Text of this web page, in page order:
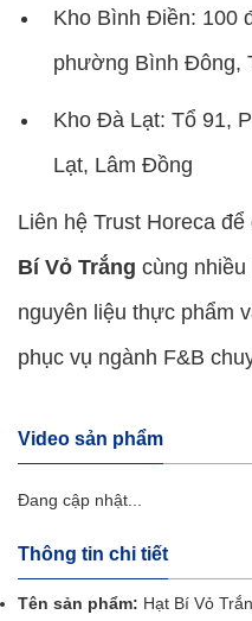
Kho Bình Điền: 100
phường Bình Đông,
Kho Đà Lạt: Tổ 91,
Lạt, Lâm Đồng
Liên hệ Trust Horeca
Bí Vỏ Trắng cùng
nguyên liệu thực phẩm
phục vụ ngành F&B
Video sản phẩm
Đang cập nhật...
Thông tin chi tiết
Tên sản phẩm: Hạt Bí Vỏ